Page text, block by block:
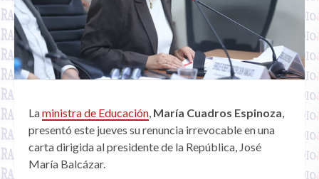
Laministra de Educación, María Cuadros Espinoza,
presentó este jueves su renuncia irrevocable en una
carta dirigida al presidente de la República, José
María Balcázar.